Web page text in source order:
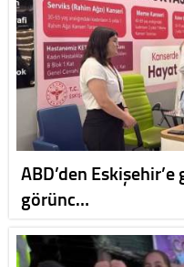
ABD’den
görünc…